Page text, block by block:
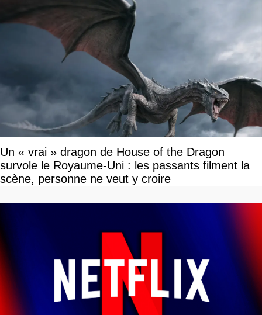
Un « vrai » dragon de House of the Dragon
survole le Royaume-Uni : les passants filment la
scène, personne ne veut y croire